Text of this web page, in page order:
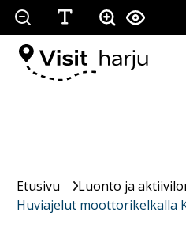
Etusivu Luonto ja
Huviajelut moottorikelkalla